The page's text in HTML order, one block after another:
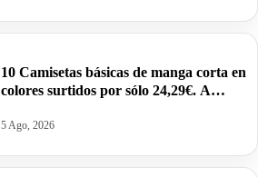
10 Camisetas básicas de manga corta en
colores surtidos por sólo 24,29€. A
5 Ago, 2026